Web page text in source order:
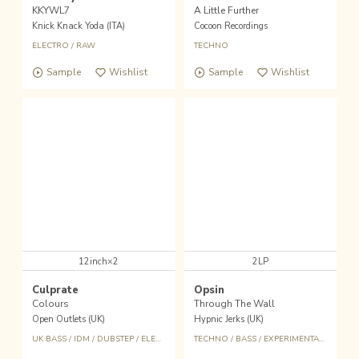
KKYWL7
Knick Knack Yoda (ITA)
ELECTRO / RAW
Sample Wishlist
A Little Further
Cocoon Recordings
TECHNO
Sample Wishlist
12inch×2
Culprate
Colours
Open Outlets (UK)
UK BASS/ IDM / DUBSTEP/ ELECTRONICA EXPERIMENTAL
2LP
Opsin
Through The Wall
Hypnic Jerks (UK)
TECHNO / BASS/ EXPERIMENTAL /